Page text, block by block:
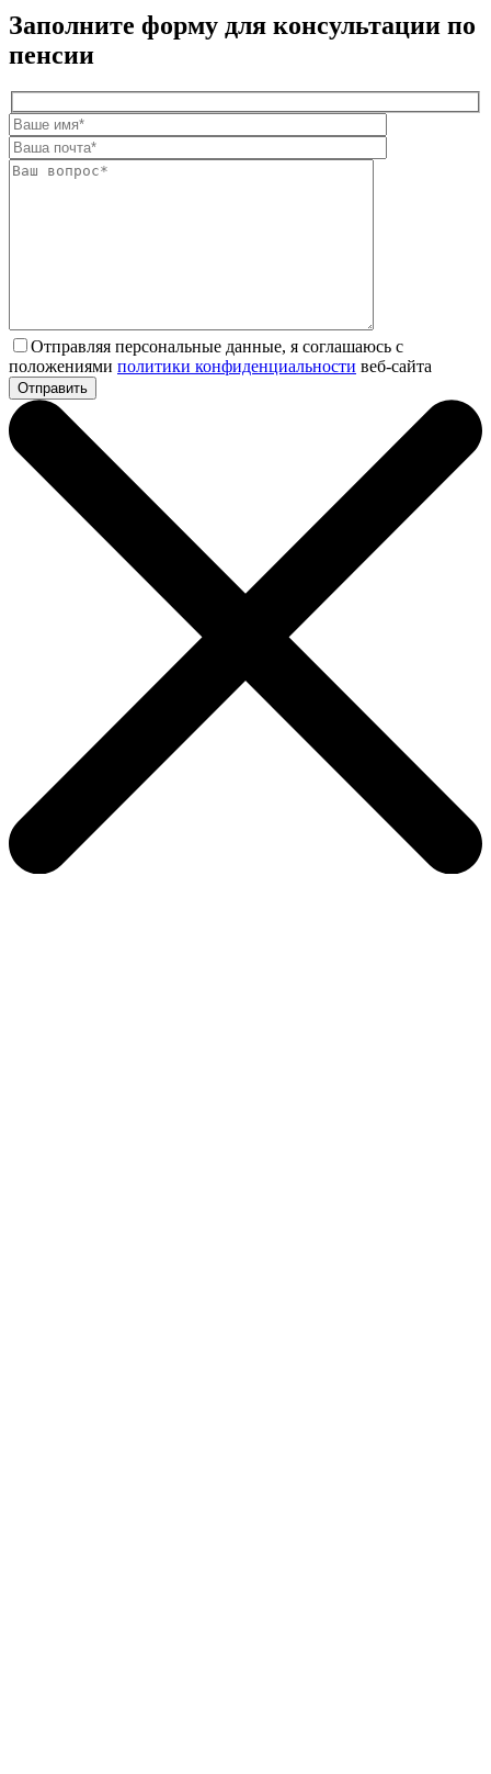
Заполните форму для консультации по
пенсии
Отправляя персональные данные, я соглашаюсь с
положениями политики конфиденциальности веб-сайта